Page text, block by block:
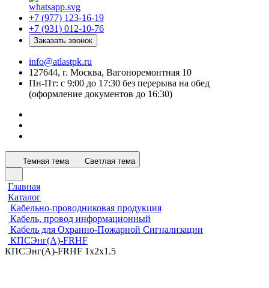
+7 (977) 123-16-19
+7 (931) 012-10-76
Заказать звонок
info@atlastpk.ru
127644, г. Москва, Вагоноремонтная 10
Пн-Пт: с 9:00 до 17:30 без перерыва на обед
(оформление документов до 16:30)
Темная тема Светлая тема
Главная
Каталог
Кабельно-проводниковая продукция
Кабель, провод информационный
Кабель для Охранно-Пожарной Сигнализации
КПСЭнг(А)-FRHF
КПСЭнг(А)-FRHF 1х2х1.5